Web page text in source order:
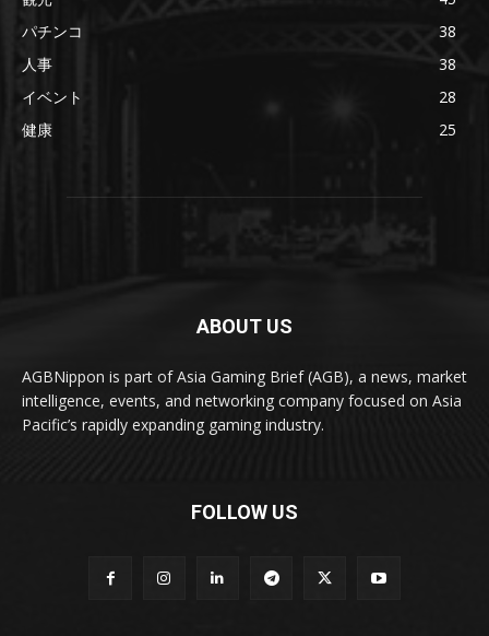
パチンコ
38
人事
38
イベント
28
健康
25
ABOUT US
AGBNippon is part of Asia Gaming Brief (AGB), a news, market
intelligence, events, and networking company focused on Asia
Pacific’s rapidly expanding gaming industry.
FOLLOW US